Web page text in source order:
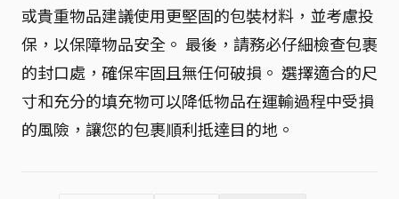
或貴重物品建議使用更堅固的包裝材料，並考慮投
保，以保障物品安全。 最後，請務必仔細檢查包裹
的封口處，確保牢固且無任何破損。 選擇適合的尺
寸和充分的填充物可以降低物品在運輸過程中受損
的風險，讓您的包裹順利抵達目的地。